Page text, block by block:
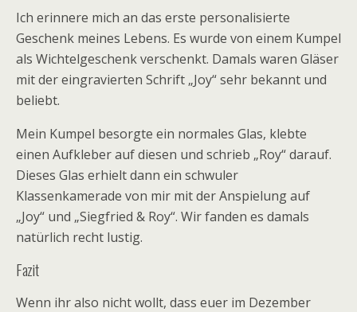
Ich erinnere mich an das erste personalisierte
Geschenk meines Lebens. Es wurde von einem Kumpel
als Wichtelgeschenk verschenkt. Damals waren Gläser
mit der eingravierten Schrift „Joy“ sehr bekannt und
beliebt.
Mein Kumpel besorgte ein normales Glas, klebte
einen Aufkleber auf diesen und schrieb „Roy“ darauf.
Dieses Glas erhielt dann ein schwuler
Klassenkamerade von mir mit der Anspielung auf
„Joy“ und „Siegfried & Roy“. Wir fanden es damals
natürlich recht lustig.
Fazit
Wenn ihr also nicht wollt, dass euer im Dezember